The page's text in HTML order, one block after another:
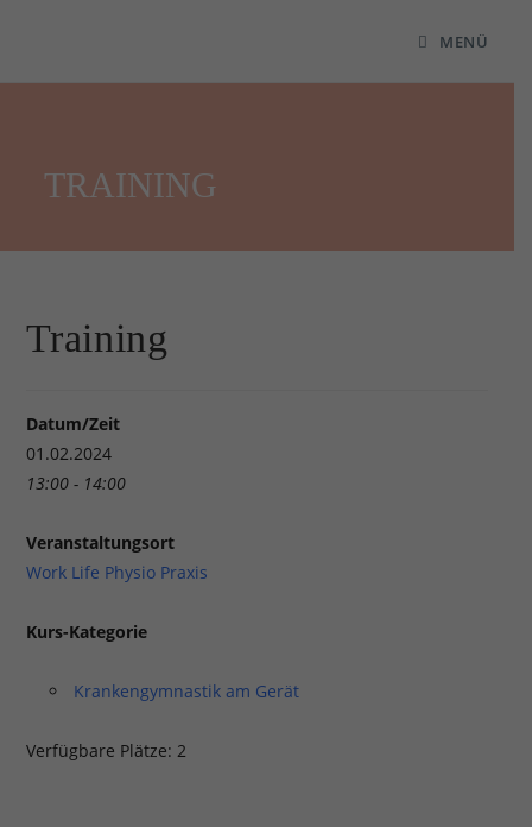
MENÜ
TRAINING
Training
Datum/Zeit
01.02.2024
13:00 - 14:00
Veranstaltungsort
Work Life Physio Praxis
Kurs-Kategorie
Krankengymnastik am Gerät
Verfügbare Plätze: 2